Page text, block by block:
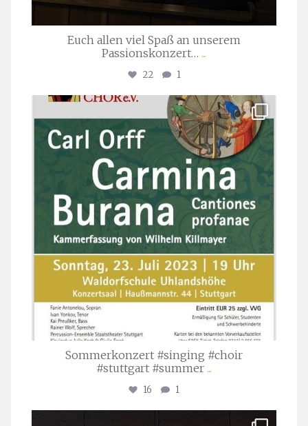
Euch allen viel Spaß an unserem
Passionskonzert… ...
22 1
stuttgarter_oratorienchor
Juli 22
Sommerkonzert #singing #choir
#stuttgart #summer ...
16 1